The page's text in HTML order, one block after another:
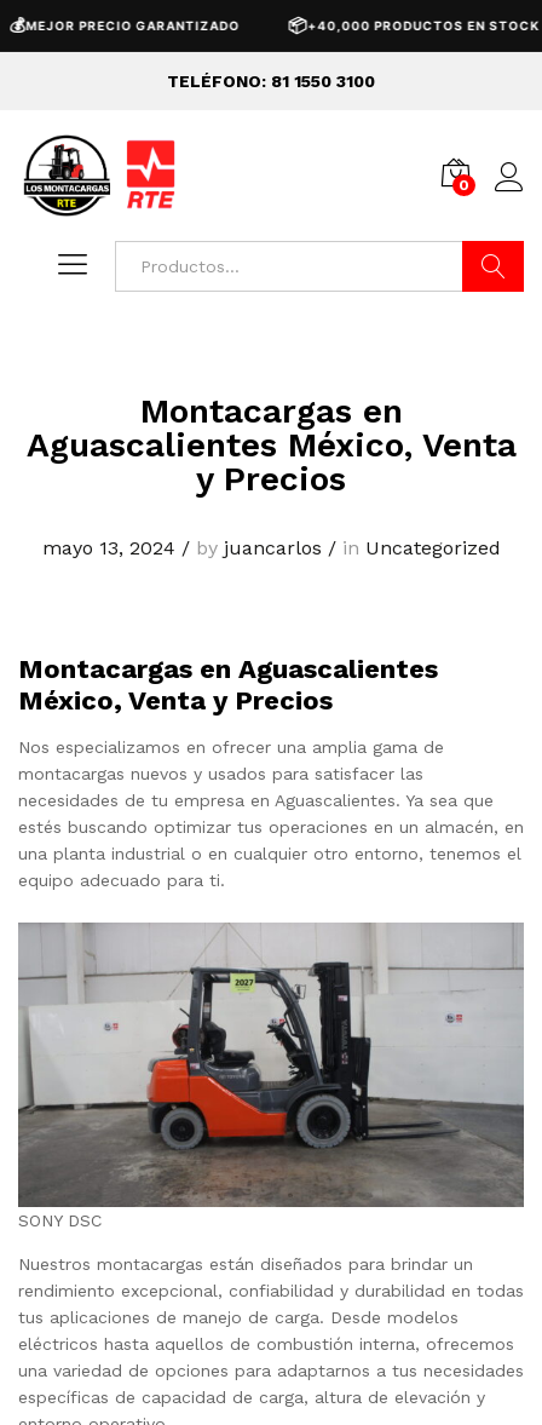
MEJOR PRECIO GARANTIZADO 📦+40,000 PRODUCTOS EN STOCK
TELÉFONO: 81 1550 3100
0
Montacargas en
Aguascalientes México, Venta
y Precios
mayo 13, 2024 /by juancarlos /in Uncategorized
Montacargas en Aguascalientes
México, Venta y Precios
Nos especializamos en ofrecer una amplia gama de
montacargas nuevos y usados para satisfacer las
necesidades de tu empresa en Aguascalientes. Ya sea que
estés buscando optimizar tus operaciones en un almacén, en
una planta industrial o en cualquier otro entorno, tenemos el
equipo adecuado para ti.
SONY DSC
Nuestros montacargas están diseñados para brindar un
rendimiento excepcional, confiabilidad y durabilidad en todas
tus aplicaciones de manejo de carga. Desde modelos
eléctricos hasta aquellos de combustión interna, ofrecemos
una variedad de opciones para adaptarnos a tus necesidades
específicas de capacidad de carga, altura de elevación y